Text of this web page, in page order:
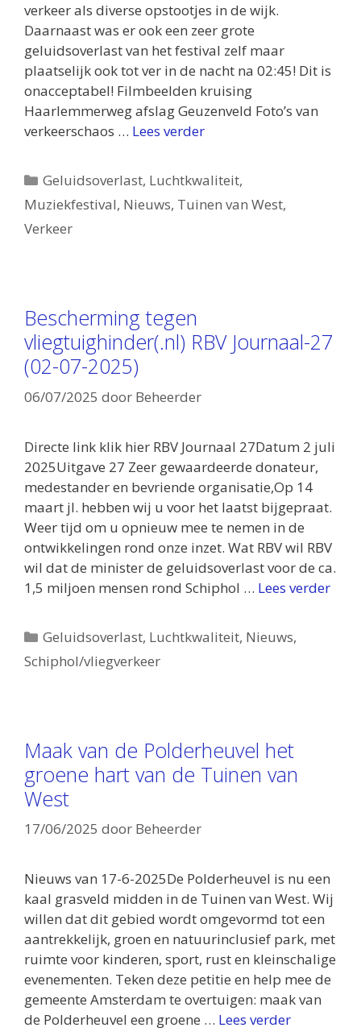
verkeer als diverse opstootjes in de wijk.
Daarnaast was er ook een zeer grote
geluidsoverlast van het festival zelf maar
plaatselijk ook tot ver in de nacht na 02:45! Dit is
onacceptabel! Filmbeelden kruising
Haarlemmerweg afslag Geuzenveld Foto’s van
verkeerschaos … Lees verder
Categorieën
Geluidsoverlast, Luchtkwaliteit,
Muziekfestival, Nieuws, Tuinen van West,
Verkeer
Bescherming tegen
vliegtuighinder(.nl) RBV Journaal-27
(02-07-2025)
06/07/2025 door Beheerder
Directe link klik hier RBV Journaal 27Datum 2 juli
2025Uitgave 27 Zeer gewaardeerde donateur,
medestander en bevriende organisatie,Op 14
maart jl. hebben wij u voor het laatst bijgepraat.
Weer tijd om u opnieuw mee te nemen in de
ontwikkelingen rond onze inzet. Wat RBV wil RBV
wil dat de minister de geluidsoverlast voor de ca.
1,5 miljoen mensen rond Schiphol … Lees verder
Categorieën
Geluidsoverlast, Luchtkwaliteit, Nieuws,
Schiphol/vliegverkeer
Maak van de Polderheuvel het
groene hart van de Tuinen van
West
17/06/2025 door Beheerder
Nieuws van 17-6-2025De Polderheuvel is nu een
kaal grasveld midden in de Tuinen van West. Wij
willen dat dit gebied wordt omgevormd tot een
aantrekkelijk, groen en natuurinclusief park, met
ruimte voor kinderen, sport, rust en kleinschalige
evenementen. Teken deze petitie en help mee de
gemeente Amsterdam te overtuigen: maak van
de Polderheuvel een groene … Lees verder